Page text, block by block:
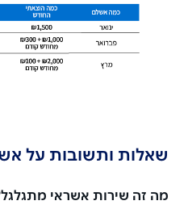
שאלות ותשובות על
מה זה שירות אשראי